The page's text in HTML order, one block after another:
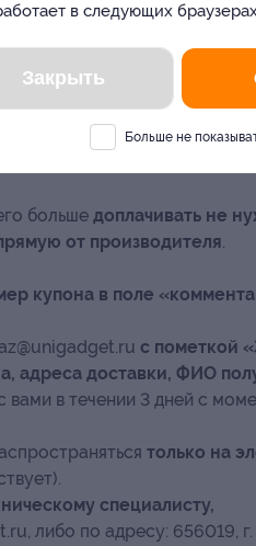
руб. в интернет-
руб. в интернет-
гаджетов можно
больше доплачивать не
от производителя.
купона в поле
с пометкой
адреса доставки, ФИО
вами в течении 3 дней с
только на
специалисту,
либо по адресу: 656019,
в следующих
Закрыть
Больше не